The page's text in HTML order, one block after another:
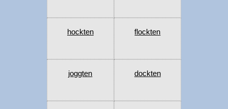
hockten flockten
joggten dockten